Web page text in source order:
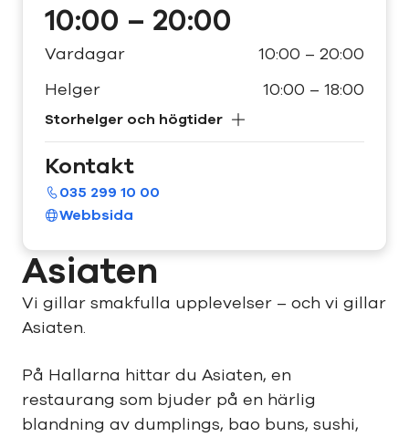
Asiaten
Vi gillar smakfulla upplevelser – och vi gillar
Asiaten.
På Hallarna hittar du Asiaten, en
restaurang som bjuder på en härlig
blandning av dumplings, bao buns, sushi,
10:00 – 20:00
Vardagar
10:00 – 20:00
Helger
10:00 – 18:00
Storhelger och högtider
Kontakt
035 299 10 00
Webbsida